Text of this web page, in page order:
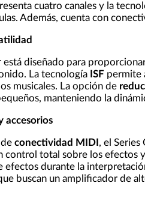
cuatro canales y la
Además, cuenta con
está diseñado para
La tecnología ISFpermite
musicales. La opción de
manteniendo la
accesorios
conectividad MIDI , el
control total sobre los efectos
efectos durante la
buscan un amplificador de